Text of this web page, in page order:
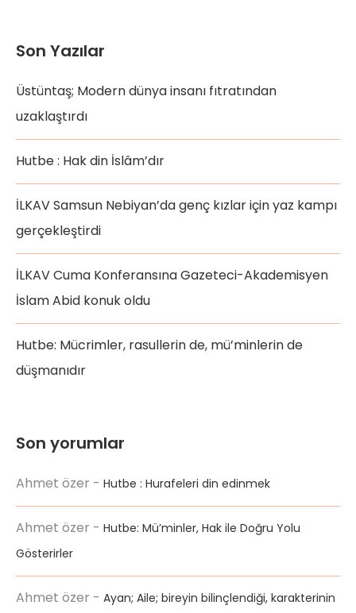
Son Yazılar
Üstüntaş; Modern dünya insanı fıtratından
uzaklaştırdı
Hutbe : Hak din İslâm’dır
İLKAV Samsun Nebiyan’da genç kızlar için yaz kampı
gerçekleştirdi
İLKAV Cuma Konferansına Gazeteci-Akademisyen
İslam Abid konuk oldu
Hutbe: Mücrimler, rasullerin de, mü’minlerin de
düşmanıdır
Son yorumlar
Ahmet özer - Hutbe : Hurafeleri din edinmek
Ahmet özer - Hutbe: Mü’minler, Hak ile Doğru Yolu
Gösterirler
Ahmet özer - Ayan; Aile; bireyin bilinçlendiği, karakterinin